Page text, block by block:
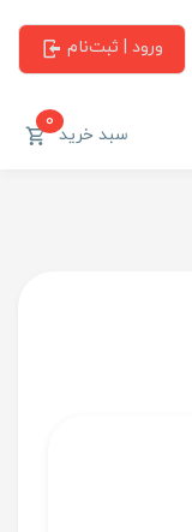
ورود | ثبت‌نام
سبد خرید0